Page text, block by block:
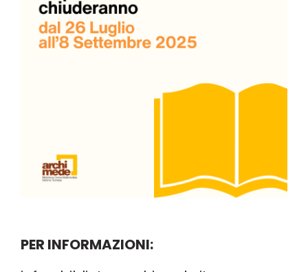
PER INFORMAZIONI: